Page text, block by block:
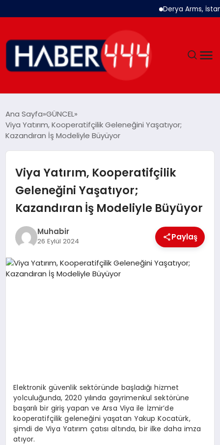
Derya Arms,
SIYASET
EKONOMI
SPOR
TEKNOLOJI
MAGAZIN
Ana Sayfa GÜNCEL
Viya Yatırım, Kooperatifçilik Geleneğini Yaşatıyor;
Kazandıran İş Modeliyle Büyüyor
Viya Yatırım, Kooperatifçilik
Geleneğini Yaşatıyor;
Kazandıran İş Modeliyle Büyüyor
Muhabir
26 Eylül 2024 Paylaş
Elektronik güvenlik sektöründe başladığı hizmet
yolculuğunda, 2020 yılında gayrimenkul sektörüne
başarılı bir giriş yapan ve Arsa Viya ile İzmir’de
kooperatifçilik geleneğini yaşatan Yakup Kocatürk,
şimdi de Viya Yatırım çatısı altında, bir ilke daha imza
atıyor.